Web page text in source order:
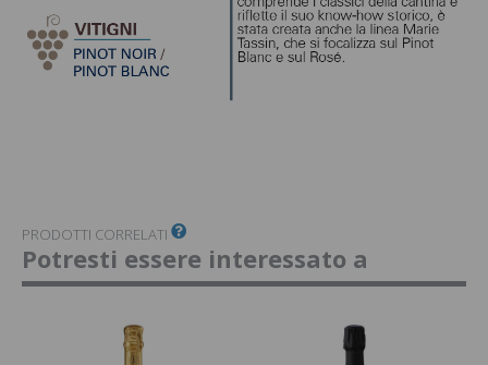
PRODOTTI CORRELATI
Potresti essere interessato a